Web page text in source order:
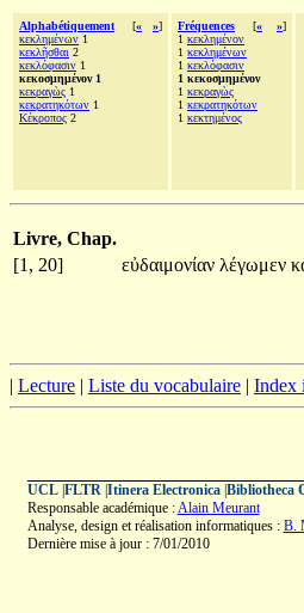
Alphabétiquement [« »]
κεκλημένων 1
κεκλῆσθαι 2
κεκλόφασιν 1
κεκοσμημένον 1
κεκραγὼς 1
κεκρατηκότων 1
Κέκροπος 2
Fréquences [« »]
1 κεκλημένον
1 κεκλημένων
1 κεκλόφασιν
1 κεκοσμημένον
1 κεκραγὼς
1 κεκρατηκότων
1 κεκτημένος
Livre, Chap.
[1, 20]
εὐδαιμονίαν λέγωμεν
| Lecture | Liste du vocabulaire | Index
UCL| FLTR| Itinera Electronica| Bibliotheca
Responsable académique :Alain Meurant
Analyse, design et réalisation informatiques : B.
Dernière mise à jour : 7/01/2010